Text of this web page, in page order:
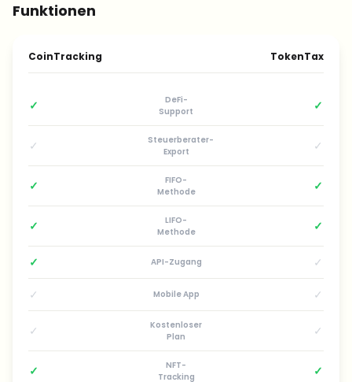
Funktionen
CoinTracking TokenTax
✓
DeFi-
Support
✓
✓
Steuerberater-
Export
✓
✓
FIFO-
Methode
✓
✓
LIFO-
Methode
✓
✓ API-Zugang ✓
✓ Mobile App ✓
✓
Kostenloser
Plan
✓
✓
NFT-
Tracking
✓